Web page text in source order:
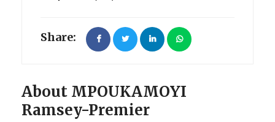
Share:
About MPOUKAMOYI
Ramsey-Premier